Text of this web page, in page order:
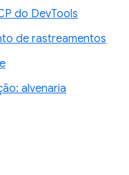
do DevTools
de rastreamentos
alvenaria